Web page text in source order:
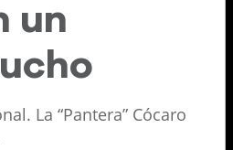
un
La “Pantera” Cócaro